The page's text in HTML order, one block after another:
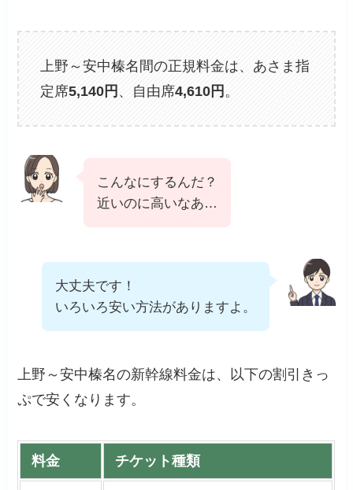
上野～安中榛名間の正規料金は、あさま指
定席5,140 円 、自由席4,610 円 。
こんなにするんだ？
近いのに高いなあ…
大丈夫です！
いろいろ安い方法がありますよ。
上野～安中榛名の新幹線料金は、以下の割引きっ
ぷで安くなります。
料金 チケット種類